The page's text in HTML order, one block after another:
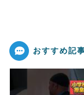
おすすめ記